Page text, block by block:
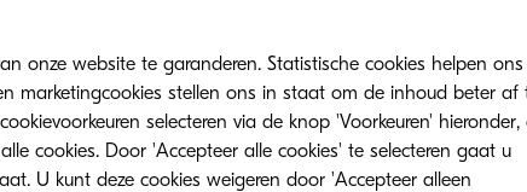
onze website te garanderen. Statistische cookies helpen ons
marketingcookies stellen ons in staat om de inhoud beter af
selecteren via de knop 'Voorkeuren' hieronder,
cookies. Door 'Accepteer alle cookies' te selecteren gaat u
U kunt deze cookies weigeren door 'Accepteer alleen